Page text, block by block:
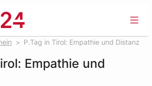
P.Tag in Tirol: Empathie und Distanz
Empathie und